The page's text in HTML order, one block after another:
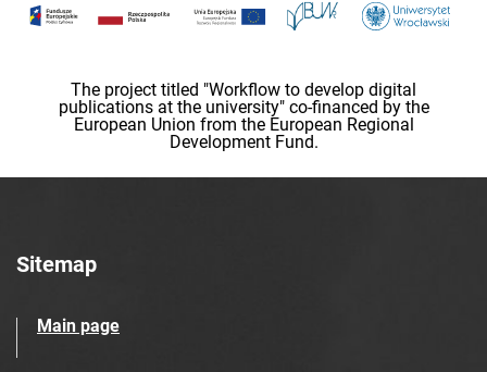
The project titled "Workflow to develop digital
publications at the university" co-financed by the
European Union from the European Regional
Development Fund.
Sitemap
Main page